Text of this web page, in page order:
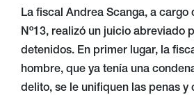
La fiscal Andrea Scanga, a cargo
Nº13, realizó un juicio abreviado
detenidos. En primer lugar, la
hombre, que ya tenía una
delito, se le unifiquen las penas y